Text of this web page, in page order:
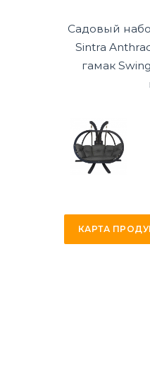
Садовый
Sintra
гамак
КАРТА